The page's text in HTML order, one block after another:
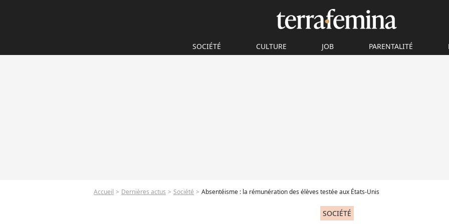
SOCIÉTÉ CULTURE JOB PARENTALITÉ
Accueil Dernières actus Société Absentéisme : la rémunération des élèves testée aux États-Unis
SOCIÉTÉ